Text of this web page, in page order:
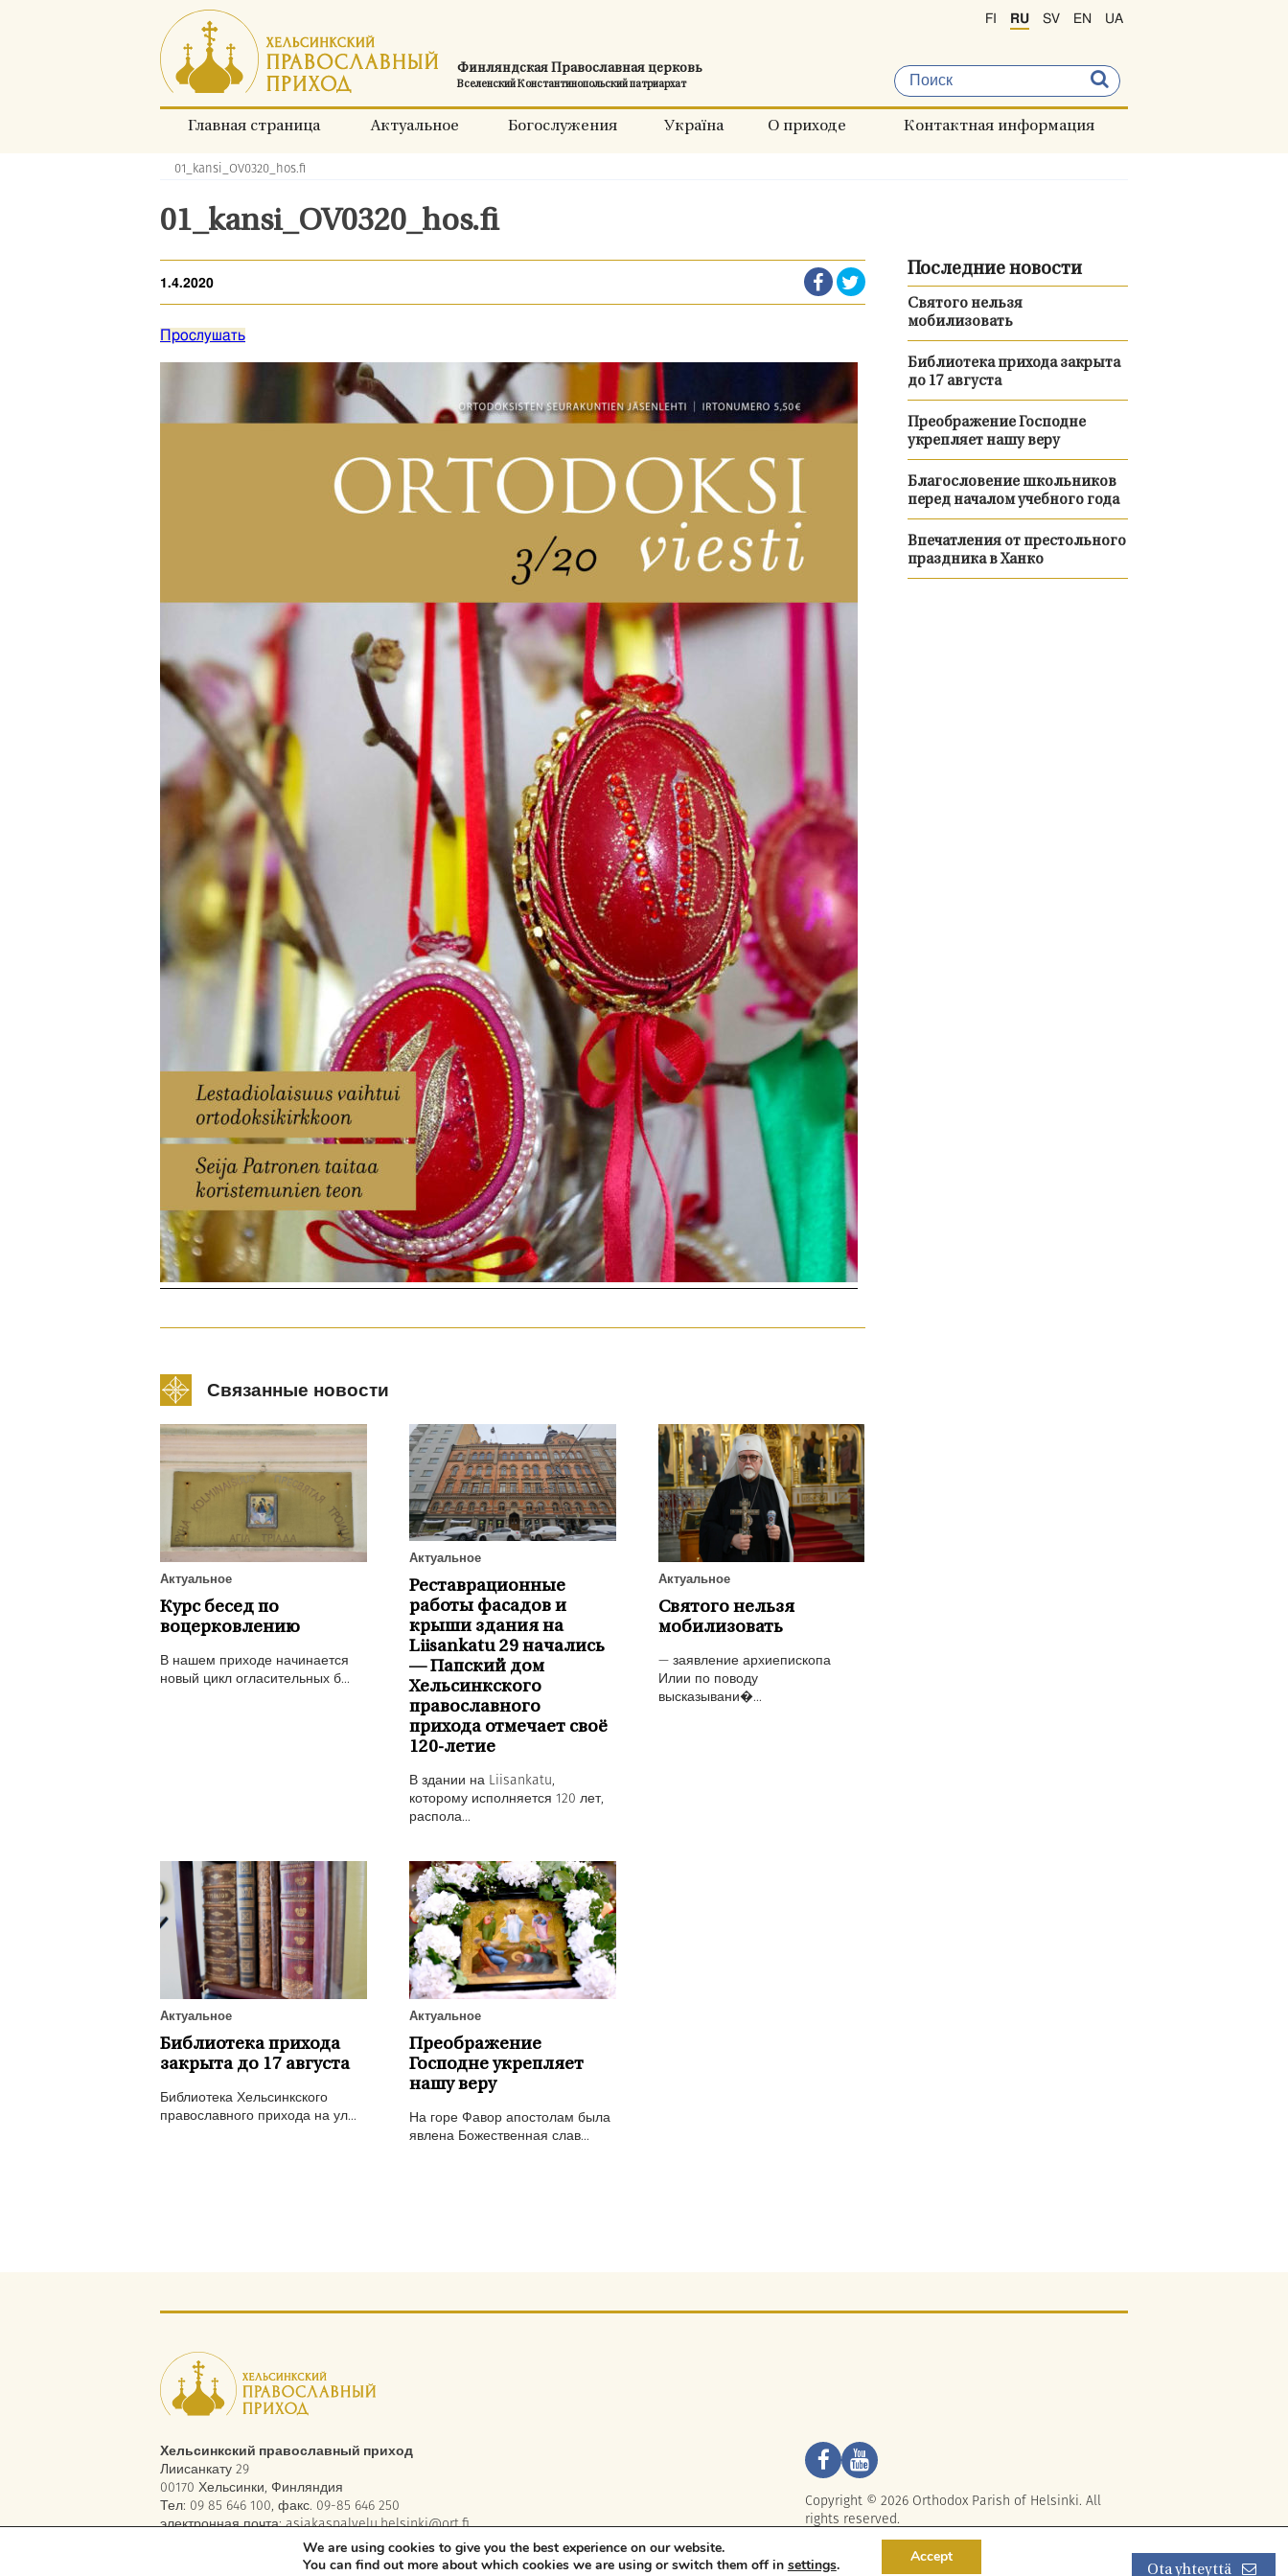
Перейти
к
содержимому
Финляндская Православная церковь
Вселенский Константинопольский патриархат
FI RU SV EN UA
Главная страница Актуальное Богослужения Україна О приходе Контактная информация
Хлебные
01_kansi_OV0320_hos.fi
01_kansi_OV0320_hos.fi
1.4.2020
Прослушать
Связанные новости
Актуальное
Курс бесед по
воцерковлению
В нашем приходе начинается
новый цикл огласительных б...
Актуальное
Реставрационные
работы фасадов и
крыши здания на
Liisankatu 29 начались
— Папский дом
Хельсинкского
православного
прихода отмечает своё
120-летие
В здании на Liisankatu,
которому исполняется 120 лет,
распола...
Актуальное
Святого нельзя
мобилизовать
— заявление архиепископа
Илии по поводу
высказывани�...
Актуальное
Библиотека прихода
закрыта до 17 августа
Библиотека Хельсинкского
православного прихода на ул...
Актуальное
Преображение
Господне укрепляет
нашу веру
На горе Фавор апостолам была
явлена Божественная слав...
Последние новости
Святого нельзя
мобилизовать
Библиотека прихода закрыта
до 17 августа
Преображение Господне
укрепляет нашу веру
Благословение школьников
перед началом учебного года
Впечатления от престольного
праздника в Ханко
Хельсинкский православный приход
Лиисанкату 29
00170 Хельсинки, Финляндия
Тел: 09 85 646 100, факс. 09-85 646 250
электронная почта:asiakaspalvelu.helsinki@ort.fi
Copyright © 2026 Orthodox Parish of Helsinki. All
rights reserved.
Ota yhteyttä
We are using cookies to give you the best experience on our website.
You can find out more about which cookies we are using or switch them off in settings. Accept